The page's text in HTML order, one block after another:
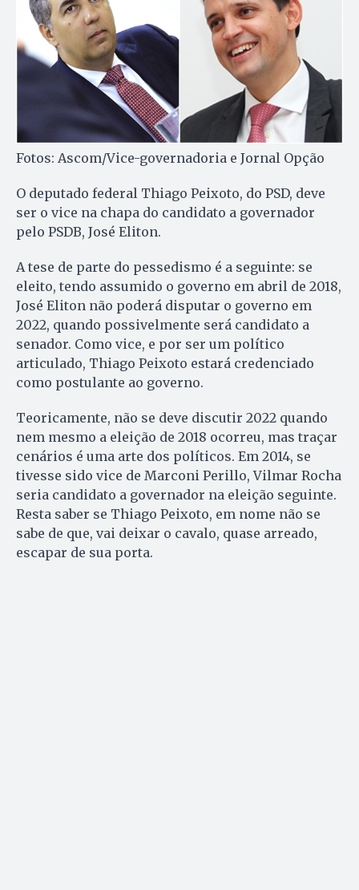
Fotos: Ascom/Vice-governadoria e Jornal Opção
O deputado federal Thiago Peixoto, do PSD, deve
ser o vice na chapa do candidato a governador
pelo PSDB, José Eliton.
A tese de parte do pessedismo é a seguinte: se
eleito, tendo assumido o governo em abril de 2018,
José Eliton não poderá disputar o governo em
2022, quando possivelmente será candidato a
senador. Como vice, e por ser um político
articulado, Thiago Peixoto estará credenciado
como postulante ao governo.
Teoricamente, não se deve discutir 2022 quando
nem mesmo a eleição de 2018 ocorreu, mas traçar
cenários é uma arte dos políticos. Em 2014, se
tivesse sido vice de Marconi Perillo, Vilmar Rocha
seria candidato a governador na eleição seguinte.
Resta saber se Thiago Peixoto, em nome não se
sabe de que, vai deixar o cavalo, quase arreado,
escapar de sua porta.